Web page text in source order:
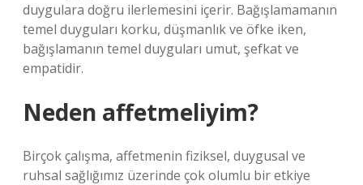
duygulara doğru ilerlemesini içerir. Bağışlamamanın
temel duyguları korku, düşmanlık ve öfke iken,
bağışlamanın temel duyguları umut, şefkat ve
empatidir.
Neden affetmeliyim?
Birçok çalışma, affetmenin fiziksel, duygusal ve
ruhsal sağlığımız üzerinde çok olumlu bir etkiye